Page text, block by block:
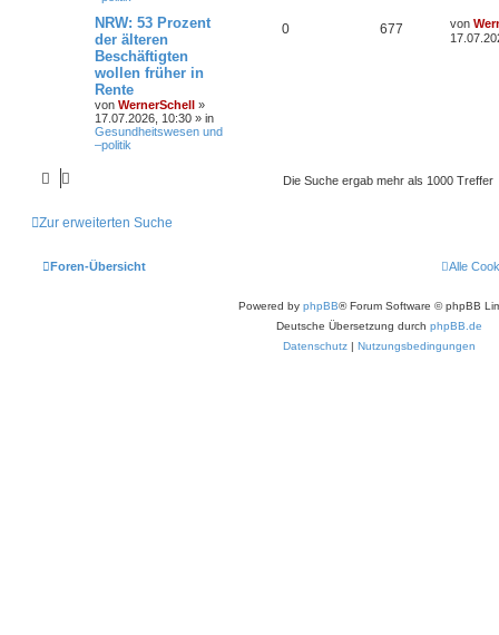
NRW: 53 Prozent
der älteren
Beschäftigten
wollen früher in
Rente
von WernerSchell »
17.07.2026, 10:30 » in
Gesundheitswesen und
–politik
0 677 von
Die Suche ergab mehr als 1000 Treffer
Zur erweiterten Suche
Foren-Übersicht Alle
Powered by phpBB® Forum Software © phpBB
Deutsche Übersetzung durch phpBB.de
Datenschutz | Nutzungsbedingungen